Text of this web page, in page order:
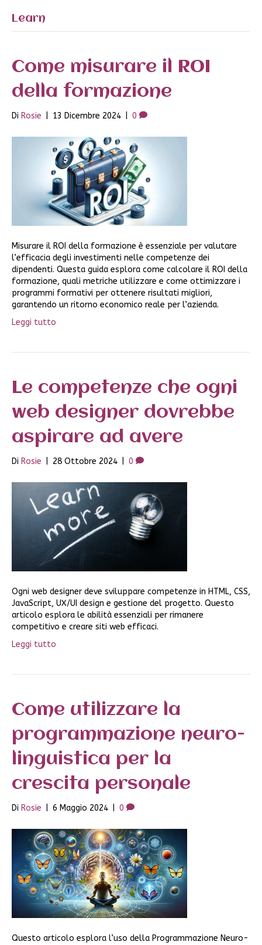
Learn
Come misurare il ROI
della formazione
Di Rosie 13 Dicembre 2024 0
Misurare il ROI della formazione è essenziale per valutare
l’efficacia degli investimenti nelle competenze dei
dipendenti. Questa guida esplora come calcolare il ROI della
formazione, quali metriche utilizzare e come ottimizzare i
programmi formativi per ottenere risultati migliori,
garantendo un ritorno economico reale per l’azienda.
Leggi tutto
Le competenze che ogni
web designer dovrebbe
aspirare ad avere
Di Rosie 28 Ottobre 2024 0
Ogni web designer deve sviluppare competenze in HTML, CSS,
JavaScript, UX/UI design e gestione del progetto. Questo
articolo esplora le abilità essenziali per rimanere
competitivo e creare siti web efficaci.
Leggi tutto
Come utilizzare la
programmazione neuro-
linguistica per la
crescita personale
Di Rosie 6 Maggio 2024 0
Questo articolo esplora l’uso della Programmazione Neuro-